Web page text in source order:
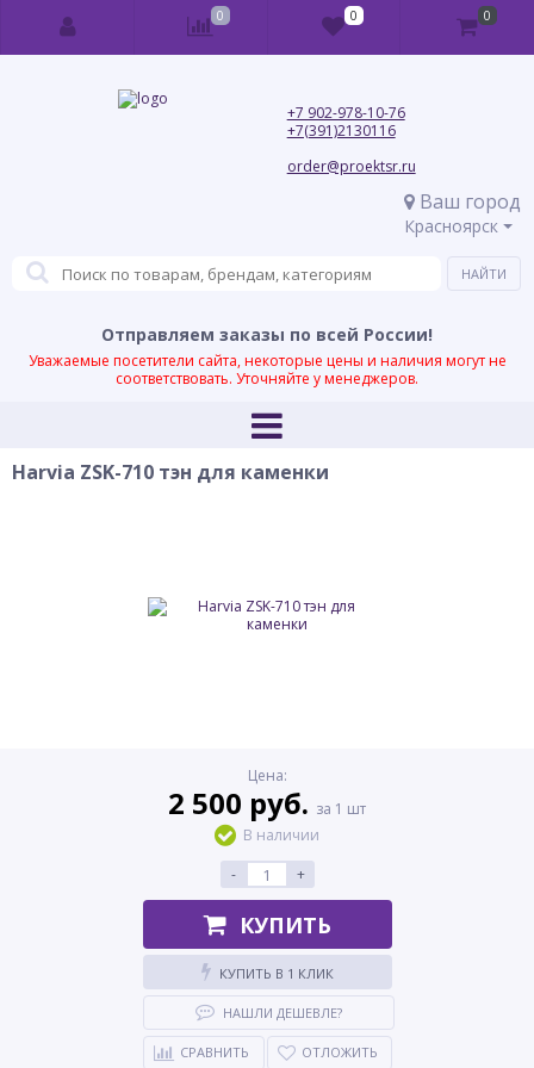
+7 902-978-10-76
+7(391)2130116
order@proektsr.ru
Ваш город
Красноярск
Отправляем заказы по всей России!
Уважаемые посетители сайта, некоторые цены и наличия могут не
соответствовать. Уточняйте у менеджеров.
Harvia ZSK-710 тэн для каменки
Цена:
2 500 руб. за 1 шт
В наличии
-
+
КУПИТЬ
КУПИТЬ В 1 КЛИК
НАШЛИ ДЕШЕВЛЕ?
СРАВНИТЬ ОТЛОЖИТЬ
0 0 0